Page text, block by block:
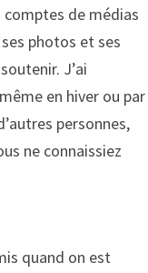
comptes de médias
photos et ses
J’ai
en hiver ou par
personnes,
ne connaissiez
quand on est